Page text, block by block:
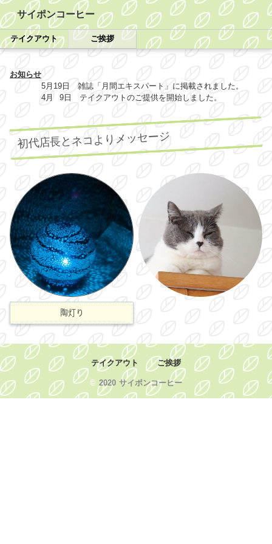
サイポンコーヒー
テイクアウト ご挨拶
お知らせ
5月19日 雑誌「月間エキスパート」に掲載されました。
4月 9日 テイクアウトのご提供を開始しました。
初代店長とネコよりメッセージ
陶灯り
テイクアウト ご挨拶
© 2020 サイポンコーヒー